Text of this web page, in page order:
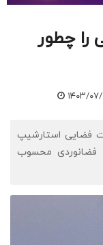
چطور
- ۱۱:۱۰
فضایی استارشیپ
فضانوردی محسوب